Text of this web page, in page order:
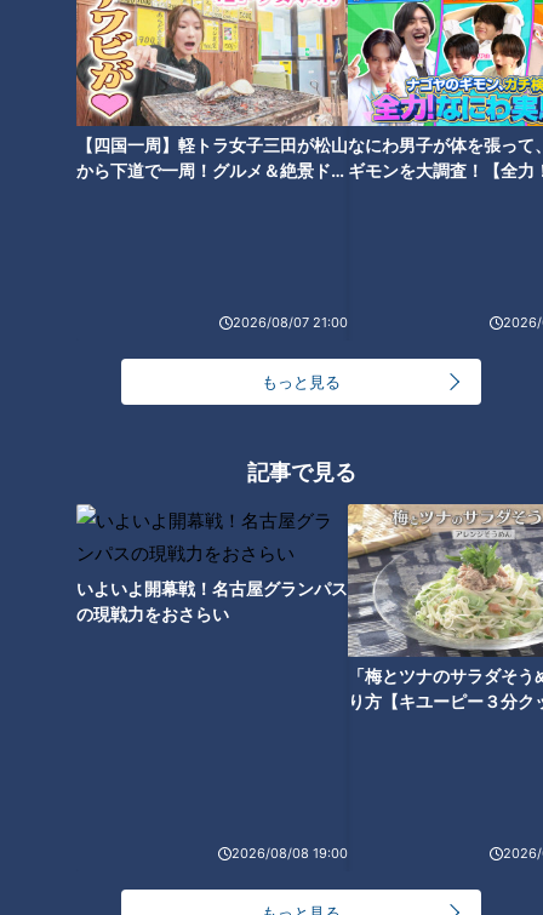
【四国一周】軽トラ女子三田が松山
から下道で一周！グルメ＆絶景ドラ
2026/08/07 21:00
なにわ男子が体を張って
ギモンを大調査！【全力
2026/
もっと見る
記事で見る
いよいよ開幕戦！名古屋グランパス
の現戦力をおさらい
2026/08/08 19:00
「梅とツナのサラダそう
り方【キユーピー３分ク
2026/
【前回の放送】和製長距離砲の
おかえりタツ！オレたちの立浪
竜の歴代イケメンを一挙大公開
がプンプン匂う男！新たな伝説